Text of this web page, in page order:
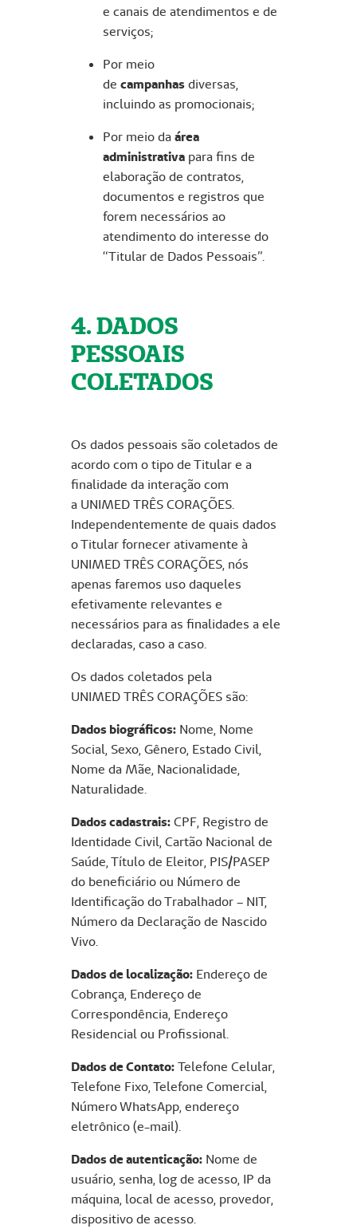
e canais de atendimentos e de
serviços;
Por meio
de campanhasdiversas,
incluindo as promocionais;
Por meio da área
administrativa para fins de
elaboração de contratos,
documentos e registros que
forem necessários ao
atendimento do interesse do
“Titular de Dados Pessoais”.
4. DADOS
PESSOAIS
COLETADOS
Os dados pessoais são coletados de
acordo com o tipo de Titular e a
finalidade da interação com
a UNIMED TRÊS CORAÇÕES.
Independentemente de quais dados
o Titular fornecer ativamente à
UNIMED TRÊS CORAÇÕES, nós
apenas faremos uso daqueles
efetivamente relevantes e
necessários para as finalidades a ele
declaradas, caso a caso.
Os dados coletados pela
UNIMED TRÊS CORAÇÕES são:
Dados biográficos: Nome, Nome
Social, Sexo, Gênero, Estado Civil,
Nome da Mãe, Nacionalidade,
Naturalidade.
Dados cadastrais:CPF, Registro de
Identidade Civil, Cartão Nacional de
Saúde, Título de Eleitor, PIS/PASEP
do beneficiário ou Número de
Identificação do Trabalhador – NIT,
Número da Declaração de Nascido
Vivo.
Dados de localização: Endereço de
Cobrança, Endereço de
Correspondência, Endereço
Residencial ou Profissional.
Dados de Contato:Telefone Celular,
Telefone Fixo, Telefone Comercial,
Número WhatsApp, endereço
eletrônico (e-mail).
Dados de autenticação: Nome de
usuário, senha, log de acesso, IP da
máquina, local de acesso, provedor,
dispositivo de acesso.